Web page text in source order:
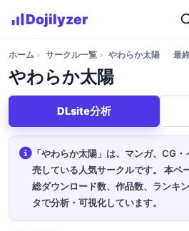
Dojilyzer
ホーム › サークル一覧 › やわらか太陽 最
やわらか太陽
DLsite分析
「やわらか太陽」は、マンガ、CG
売している人気サークルです。
本ペ
総ダウンロード数、作品数、ランキ
タで分析・可視化しています。